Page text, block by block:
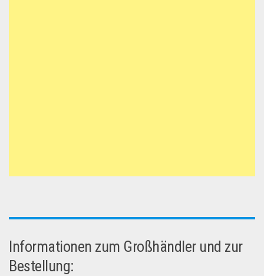
Informationen zum Großhändler und zur
Bestellung: